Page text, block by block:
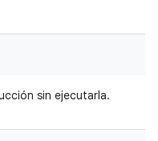
sin ejecutarla.